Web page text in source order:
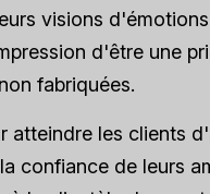
visions
d'être une
fabriquées.
les clients
confiance de leurs